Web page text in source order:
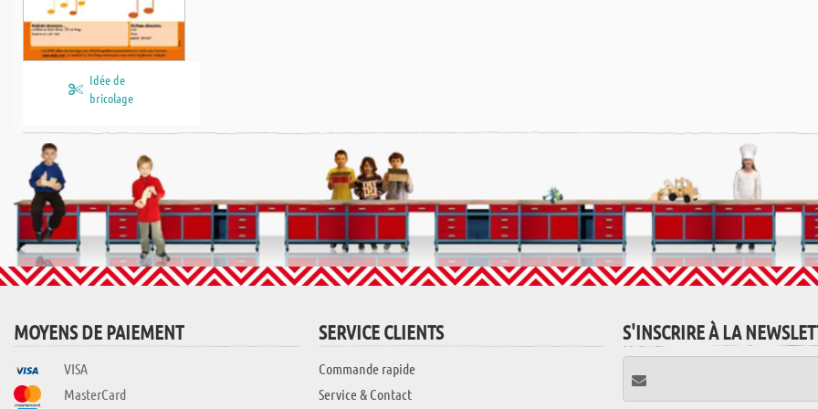
Idée de
bricolage
MOYENS DE PAIEMENT
VISA
MasterCard
SERVICE CLIENTS
Commande rapide
Service & Contact
S'INSCRIRE À LA